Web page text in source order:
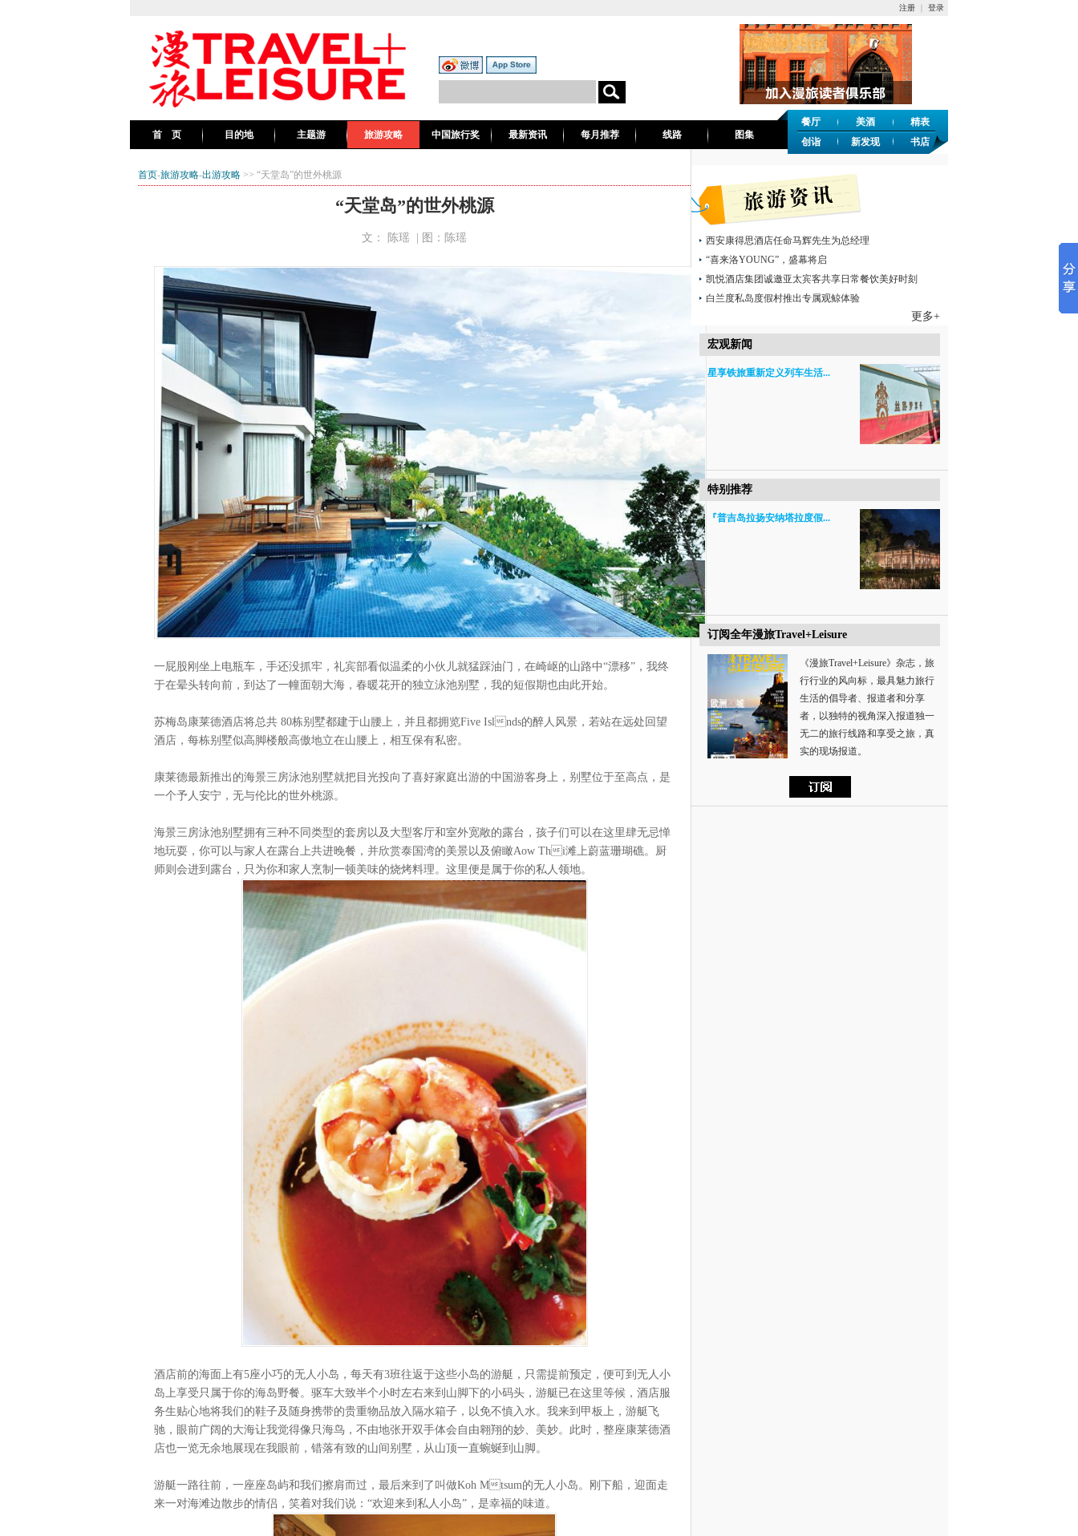
注册 登录
餐厅 美酒
精表
创诣
新发现 书店
首 页 目的地 主题游 旅游攻略 中国旅行奖 最新资讯 每月推荐 线路 图集
首页-旅游攻略-出游攻略 >> “天堂岛”的世外桃源
“天堂岛”的世外桃源
文： 陈瑶 | 图：陈瑶
一屁股刚坐上电瓶车，手还没抓牢，礼宾部看似温柔的小伙儿就猛踩油门，在崎岖的山路中“漂移”，我终
于在晕头转向前，到达了一幢面朝大海，春暖花开的独立泳池别墅，我的短假期也由此开始。
苏梅岛康莱德酒店将总共 80栋别墅都建于山腰上，并且都拥览Five Islnds的醉人风景，若站在远处回望
酒店，每栋别墅似高脚楼般高傲地立在山腰上，相互保有私密。
康莱德最新推出的海景三房泳池别墅就把目光投向了喜好家庭出游的中国游客身上，别墅位于至高点，是
一个予人安宁，无与伦比的世外桃源。
海景三房泳池别墅拥有三种不同类型的套房以及大型客厅和室外宽敞的露台，孩子们可以在这里肆无忌惮
地玩耍，你可以与家人在露台上共进晚餐，并欣赏泰国湾的美景以及俯瞰Aow Thi滩上蔚蓝珊瑚礁。厨
师则会进到露台，只为你和家人烹制一顿美味的烧烤料理。这里便是属于你的私人领地。
酒店前的海面上有5座小巧的无人小岛，每天有3班往返于这些小岛的游艇，只需提前预定，便可到无人小
岛上享受只属于你的海岛野餐。驱车大致半个小时左右来到山脚下的小码头，游艇已在这里等候，酒店服
务生贴心地将我们的鞋子及随身携带的贵重物品放入隔水箱子，以免不慎入水。我来到甲板上，游艇飞
驰，眼前广阔的大海让我觉得像只海鸟，不由地张开双手体会自由翱翔的妙、美妙。此时，整座康莱德酒
店也一览无余地展现在我眼前，错落有致的山间别墅，从山顶一直蜿蜒到山脚。
游艇一路往前，一座座岛屿和我们擦肩而过，最后来到了叫做Koh Mtsum的无人小岛。刚下船，迎面走
来一对海滩边散步的情侣，笑着对我们说：“欢迎来到私人小岛”，是幸福的味道。
西安康得思酒店任命马辉先生为总经理
“喜来洛YOUNG”，盛幕将启
凯悦酒店集团诚邀亚太宾客共享日常餐饮美好时刻
白兰度私岛度假村推出专属观鲸体验
更多+
宏观新闻
星享铁旅重新定义列车生活...
特别推荐
『普吉岛拉扬安纳塔拉度假...
订阅全年漫旅Travel+Leisure
《漫旅Travel+Leisure》杂志，旅
行行业的风向标，最具魅力旅行
生活的倡导者、报道者和分享
者，以独特的视角深入报道独一
无二的旅行线路和享受之旅，真
实的现场报道。